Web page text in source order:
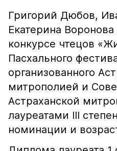
Григорий Дюбов,
Екатерина
конкурсе чтецов
Пасхального
организованного
митрополией и
Астраханской
лауреатами III
номинации и